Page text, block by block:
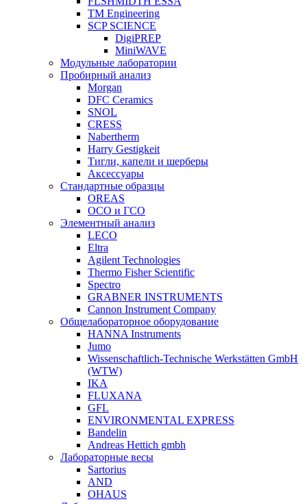
TM Engineering
SCP SCIENCE
DigiPREP
MiniWAVE
Модульные лаборатории
Пробирный анализ
Morgan
DFC Ceramics
SNOL
CRESS
Nabertherm
Harry Gestigkeit
Тигли, капели и шерберы
Аксессуары
Стандартные образцы
OREAS
ОСО и ГСО
Элементный анализ
LECO
Eltra
Agilent Technologies
Thermo Fisher Scientific
Spectro
GRABNER INSTRUMENTS
Cannon Instrument Company
Общелабораторное оборудование
HANNA Instruments
Jumo
Wissenschaftlich-Technische Werkstätten GmbH
(WTW)
IKA
FLUXANA
GFL
ENVIRONMENTAL EXPRESS
Bandelin
Andreas Hettich gmbh
Лабораторные весы
Sartorius
AND
OHAUS